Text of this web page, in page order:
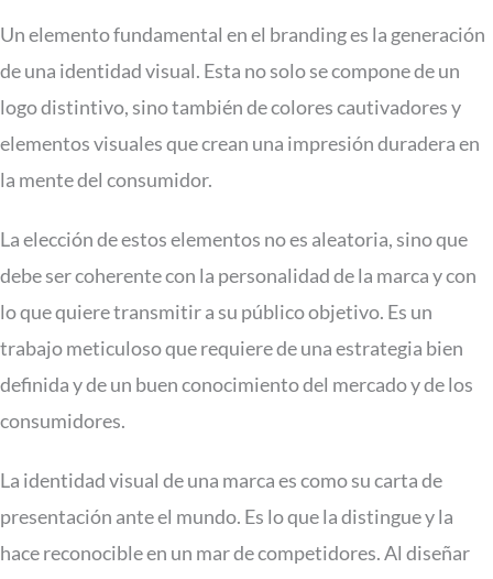
Un elemento fundamental en el branding es la generación
de una identidad visual. Esta no solo se compone de un
logo distintivo, sino también de colores cautivadores y
elementos visuales que crean una impresión duradera en
la mente del consumidor.
La elección de estos elementos no es aleatoria, sino que
debe ser coherente con la personalidad de la marca y con
lo que quiere transmitir a su público objetivo. Es un
trabajo meticuloso que requiere de una estrategia bien
definida y de un buen conocimiento del mercado y de los
consumidores.
La identidad visual de una marca es como su carta de
presentación ante el mundo. Es lo que la distingue y la
hace reconocible en un mar de competidores. Al diseñar